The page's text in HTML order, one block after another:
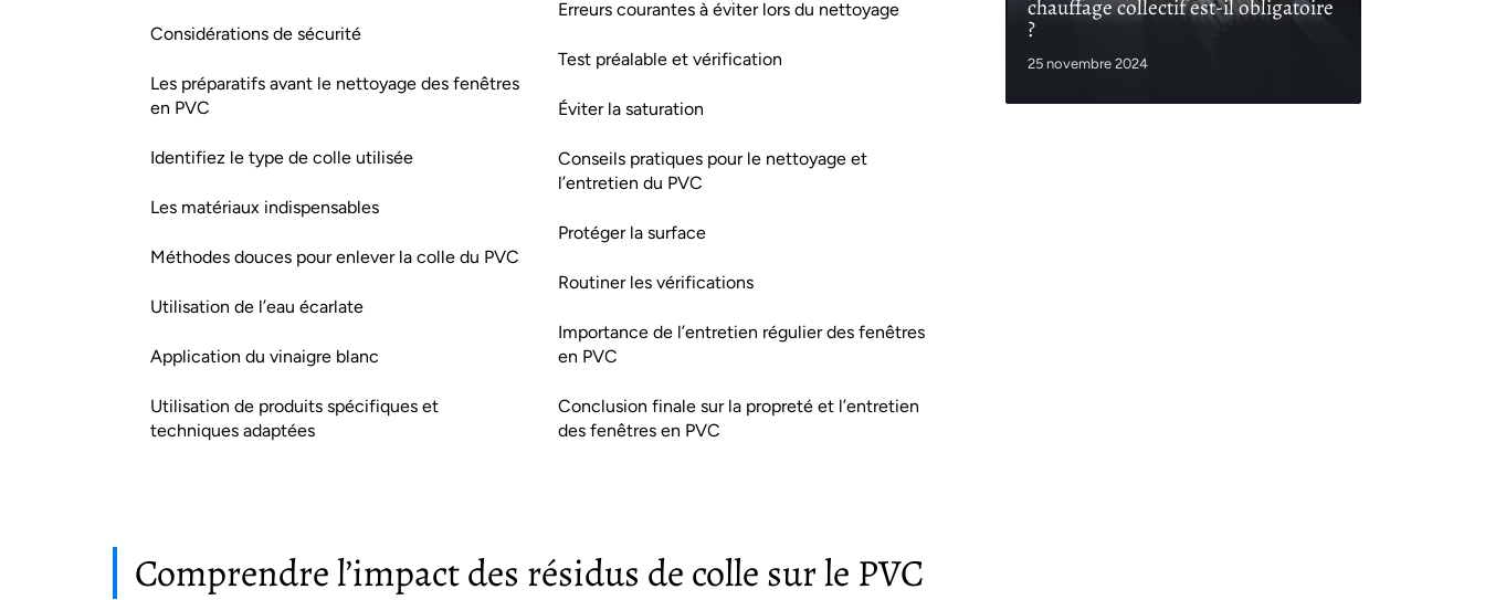
Considérations de sécurité
Les préparatifs avant le nettoyage des fenêtres
en PVC
Identifiez le type de colle utilisée
Les matériaux indispensables
Méthodes douces pour enlever la colle du PVC
Utilisation de l’eau écarlate
Application du vinaigre blanc
Utilisation de produits spécifiques et
techniques adaptées
Erreurs courantes à éviter lors du nettoyage
Test préalable et vérification
Éviter la saturation
Conseils pratiques pour le nettoyage et
l’entretien du PVC
Protéger la surface
Routiner les vérifications
Importance de l’entretien régulier des fenêtres
en PVC
Conclusion finale sur la propreté et l’entretien
des fenêtres en PVC
Comprendre l’impact des résidus de colle sur le PVC
chauffage collectif est-il obligatoire
?
25 novembre 2024